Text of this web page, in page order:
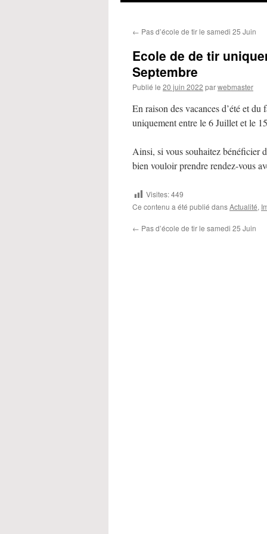
← Pas d’école de tir le samedi 25 Juin
Ecole de de tir
Septembre
Publié le 20 juin 2022 parwebmaster
En raison des vacances d’été et
uniquement entre le 6 Juillet et le
Ainsi, si vous souhaitez bénéficier
bien vouloir prendre rendez-vous
Visites:449
Ce contenu a été publié dansActualité,
← Pas d’école de tir le samedi 25 Juin